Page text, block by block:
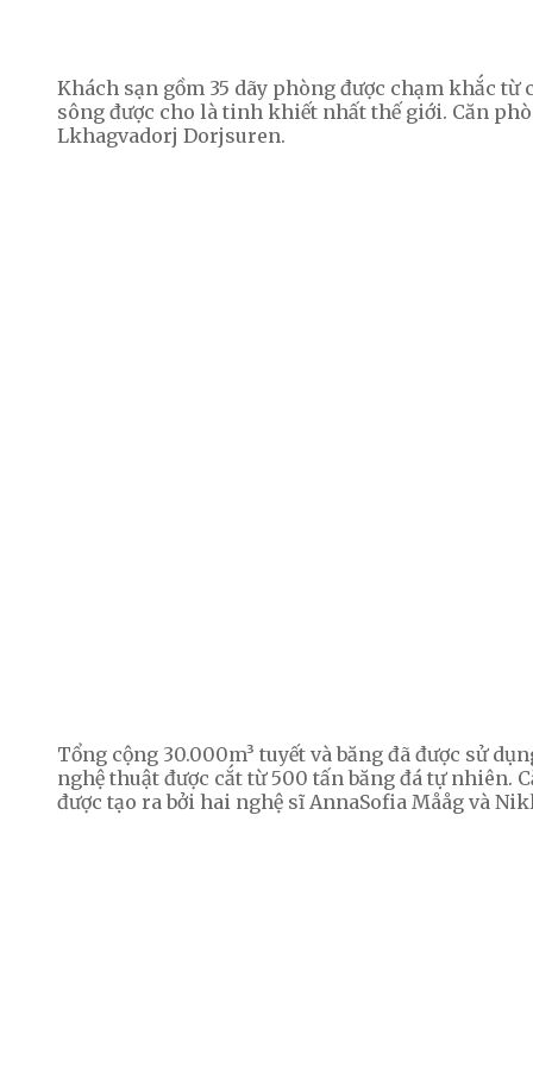
Khách sạn gồm 35 dãy phòng được chạm khắc
sông được cho là tinh khiết nhất thế giới. Căn
Lkhagvadorj Dorjsuren.
Tổng cộng 30.000m³ tuyết và băng đã được sử
nghệ thuật được cắt từ 500 tấn băng đá tự nhiên.
được tạo ra bởi hai nghệ sĩ AnnaSofia Mååg và